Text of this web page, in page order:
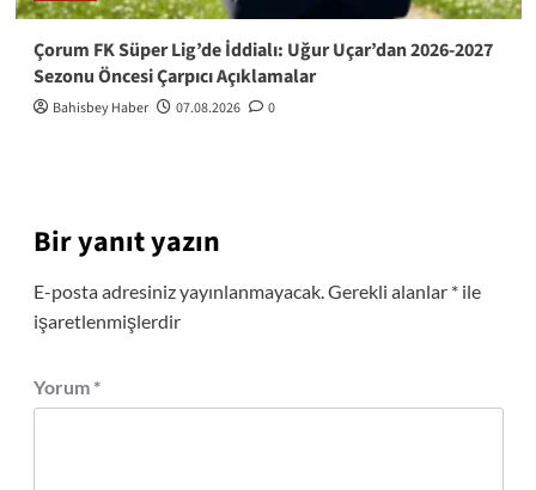
Çorum FK Süper Lig’de İddialı: Uğur Uçar’dan 2026-2027
Sezonu Öncesi Çarpıcı Açıklamalar
Bahisbey Haber 07.08.2026 0
Bir yanıt yazın
E-posta adresiniz yayınlanmayacak.Gerekli alanlar *ile
işaretlenmişlerdir
Yorum *